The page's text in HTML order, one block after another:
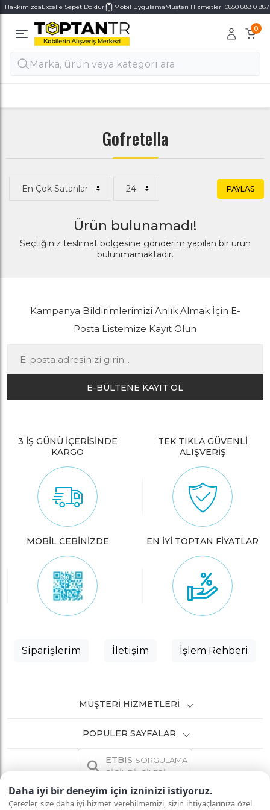
Daha iyi bir deneyim için izninizi istiyoruz.
Çerezler, size daha iyi hizmet verebilmemizi, sizin ihtiyaçlarınıza özel
HakkımızdaExcelle Sepet Doldur Mobil UygulamaMüşteri Hizmetleri 0850 888 0 887
0
Haftanın 7 Günü MÜŞTERİ DESTEK
Alt Kategoriler
Alt Kategoriler
Gofretella
PAYLAS
Ürün bulunamadı!
Seçtiğiniz teslimat bölgesine gönderim yapılan bir ürün
bulunmamaktadır.
Kampanya Bildirimlerimizi Anlık Almak İçin E-
Posta Listemize Kayıt Olun
E-BÜLTENE KAYIT OL
3 İŞ GÜNÜ İÇERİSİNDE
KARGO
TEK TIKLA GÜVENLİ
ALIŞVERİŞ
MOBİL CEBİNİZDE EN İYİ TOPTAN FİYATLAR
Siparişlerim İletişim İşlem Rehberi
MÜŞTERI HIZMETLERI
POPÜLER SAYFALAR
ETBIS SORGULAMA
SİCİL BİLGİLERİ